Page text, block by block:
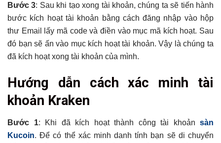
Bước 3: Sau khi tạo xong tài khoản, chúng ta sẽ tiến hành
bước kích hoạt tài khoản bằng cách đăng nhập vào hộp
thư Email lấy mã code và điền vào mục mã kích hoạt. Sau
đó bạn sẽ ấn vào mục kích hoạt tài khoản. Vậy là chúng ta
đã kích hoạt xong tài khoản của mình.
Hướng dẫn cách xác minh tài
khoản Kraken
Bước 1: Khi đã kích hoạt thành công tài khoản sàn
Kucoin. Để có thể xác minh danh tính bạn sẽ di chuyển